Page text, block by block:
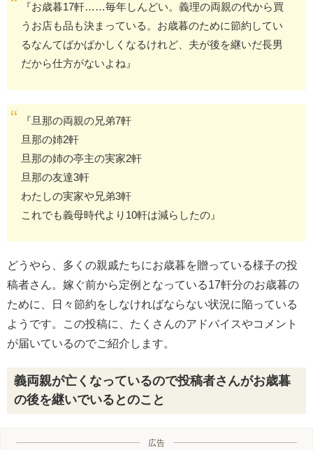
『お歳暮17軒……毎年しんどい。義理の両親の代から買
うお店も品も決まっている。お歳暮のために節約してい
るなんてばかばかしくなるけれど、夫が後を継いだ長男
だから仕方がないよね』
『旦那の両親の兄弟7軒
旦那の姉2軒
旦那の姉の亭主の実家2軒
旦那の友達3軒
わたしの実家や兄弟3軒
これでも義母時代より10軒は減らしたの』
どうやら、多くの親戚たちにお歳暮を贈っている様子の投
稿者さん。嫁ぐ前から定例となっている17軒分のお歳暮の
ために、日々節約をしなければならない状況に陥っている
ようです。この投稿に、たくさんのアドバイスやコメント
が届いているのでご紹介します。
義両親が亡くなっているので投稿者さんがお歳暮
の後を継いでいるとのこと
広告